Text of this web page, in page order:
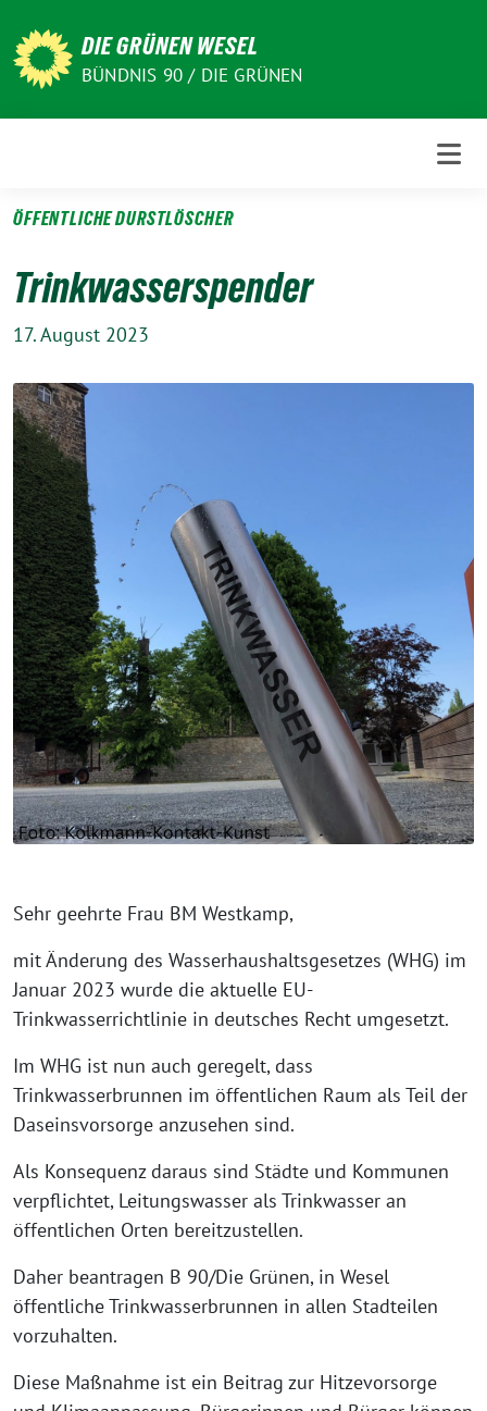
zum
Inhalt
DIE GRÜNEN WESEL
BÜNDNIS 90 / DIE GRÜNEN
ÖFFENTLICHE DURSTLÖSCHER
Trinkwasserspender
17. August 2023
Sehr geehrte Frau BM Westkamp,
mit Änderung des Wasserhaushaltsgesetzes (WHG) im
Januar 2023 wurde die aktuelle EU-
Trinkwasserrichtlinie in deutsches Recht umgesetzt.
Im WHG ist nun auch geregelt, dass
Trinkwasserbrunnen im öffentlichen Raum als Teil der
Daseinsvorsorge anzusehen sind.
Als Konsequenz daraus sind Städte und Kommunen
verpflichtet, Leitungswasser als Trinkwasser an
öffentlichen Orten bereitzustellen.
Daher beantragen B 90/Die Grünen, in Wesel
öffentliche Trinkwasserbrunnen in allen Stadteilen
vorzuhalten.
Diese Maßnahme ist ein Beitrag zur Hitzevorsorge